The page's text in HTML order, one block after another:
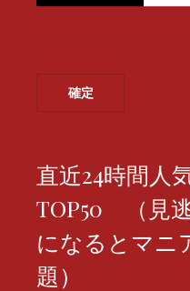
直近24時間人
TOP50 （見
になるとマニ
題）